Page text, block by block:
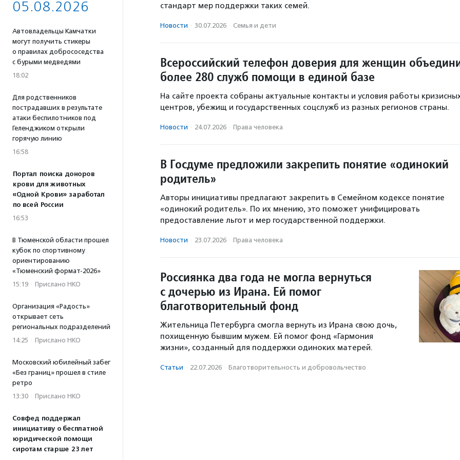
05.08.2026
Автовладельцы Камчатки
могут получить стикеры
о правилах добрососедства
с бурыми медведями
18:02
Для родственников
пострадавших в результате
атаки беспилотников под
Геленджиком открыли
горячую линию
16:58
Портал поиска доноров
крови для животных
«Одной Крови» заработал
по всей России
16:53
В Тюменской области прошел
кубок по спортивному
ориентированию
«Тюменский формат-2026»
15:19 · Прислано НКО
Организация «Радость»
открывает сеть
региональных подразделений
14:25 · Прислано НКО
Московский юбилейный забег
«Без границ» прошел в стиле
ретро
13:30 · Прислано НКО
Совфед поддержал
инициативу о бесплатной
юридической помощи
сиротам старше 23 лет
стандарт мер поддержки таких семей.
Новости · 30.07.2026 · Семья и дети
Всероссийский телефон доверия для женщин
более 280 служб помощи в единой базе
На сайте проекта собраны актуальные контакты и условия работы
центров, убежищ и государственных соцслужб из разных регионов страны.
Новости · 24.07.2026 · Права человека
В Госдуме предложили закрепить понятие «одинокий
родитель»
Авторы инициативы предлагают закрепить в Семейном кодексе понятие
«одинокий родитель». По их мнению, это поможет унифицировать
предоставление льгот и мер государственной поддержки.
Новости · 23.07.2026 · Права человека
Россиянка два года не могла вернуться
с дочерью из Ирана. Ей помог
благотворительный фонд
Жительница Петербурга смогла вернуть из Ирана свою дочь,
похищенную бывшим мужем. Ей помог фонд «Гармония
жизни», созданный для поддержки одиноких матерей.
Статьи · 22.07.2026 · Благотвори­тель­ность и доброволь­чест­во